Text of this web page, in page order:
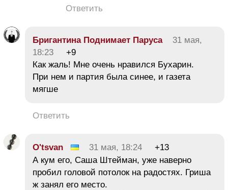
Ответить
Бригантина Поднимает Паруса
31 мая,
18:23
+9
Как жаль! Мне очень нравился Бухарин.
При нем и партия была синее, и газета
мягше
Ответить
O'tsvan 31 мая, 18:24
+13
А кум его, Саша Штейман, уже наверно
пробил головой потолок на радостях. Гриша
ж занял его место.